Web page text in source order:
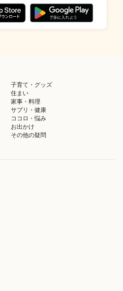
子育て・グッズ
住まい
家事・料理
サプリ・健康
ココロ・悩み
お出かけ
その他の疑問